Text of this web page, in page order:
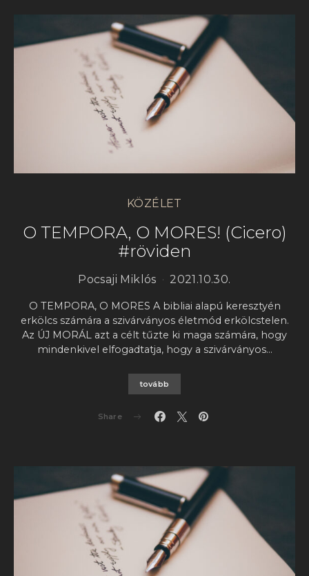
KÖZÉLET
O TEMPORA, O MORES! (Cicero)
#röviden
Pocsaji Miklós 2021.10.30.
O TEMPORA, O MORES A bibliai alapú keresztyén
erkölcs számára a szivárványos életmód erkölcstelen.
Az ÚJ MORÁL azt a célt tűzte ki maga számára, hogy
mindenkivel elfogadtatja, hogy a szivárványos…
tovább
Share